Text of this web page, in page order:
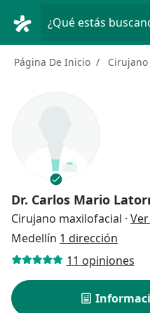
¿Qué estás
Página De Inicio
Dr. Carlos Mario
Cirujano maxilofacial ·
Medellín 1 dirección
11 opiniones